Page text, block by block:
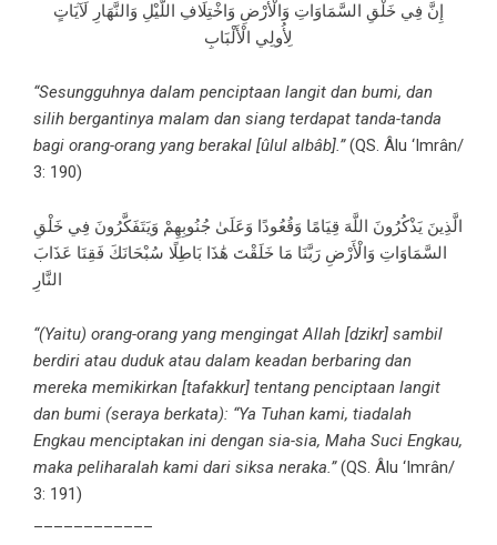
إِنَّ فِي خَلْقِ السَّمَاوَاتِ وَالْأَرْضِ وَاخْتِلَافِ اللَّيْلِ وَالنَّهَارِ لَآيَاتٍ
لِأُولِي الْأَلْبَابِ
“Sesungguhnya dalam penciptaan langit dan bumi, dan
silih bergantinya malam dan siang terdapat tanda-tanda
bagi orang-orang yang berakal [ûlul albâb].”(QS. Âlu ‘Imrân/
3: 190)
الَّذِينَ يَذْكُرُونَ اللَّهَ قِيَامًا وَقُعُودًا وَعَلَىٰ جُنُوبِهِمْ وَيَتَفَكَّرُونَ فِي خَلْقِ
السَّمَاوَاتِ وَالْأَرْضِ رَبَّنَا مَا خَلَقْتَ هَٰذَا بَاطِلًا سُبْحَانَكَ فَقِنَا عَذَابَ
النَّارِ
“(Yaitu) orang-orang yang mengingat Allah [dzikr] sambil
berdiri atau duduk atau dalam keadan berbaring dan
mereka memikirkan [tafakkur] tentang penciptaan langit
dan bumi (seraya berkata): “Ya Tuhan kami, tiadalah
Engkau menciptakan ini dengan sia-sia, Maha Suci Engkau,
maka peliharalah kami dari siksa neraka.”(QS. Âlu ‘Imrân/
3: 191)